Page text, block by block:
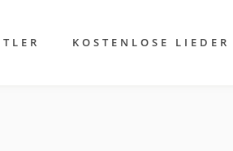
KOSTENLOSE LIEDER